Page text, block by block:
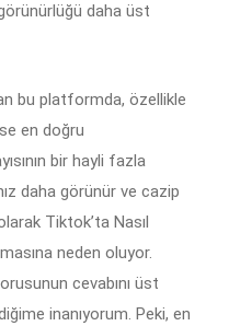
daha üst
bu platformda, özellikle
en doğru
bir hayli fazla
daha görünür ve cazip
Tiktok’ta Nasıl
neden oluyor.
cevabını üst
inanıyorum. Peki, en